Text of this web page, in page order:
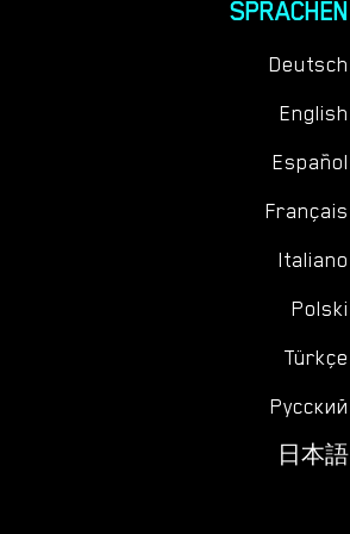
SPRACHEN
Deutsch
English
Español
Français
Italiano
Polski
Türkçe
Русский
日本語